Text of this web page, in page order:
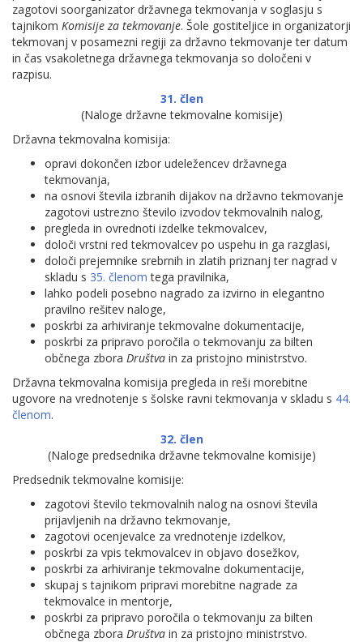
zagotovi soorganizator državnega tekmovanja v soglasju s
tajnikom Komisije za tekmovanje. Šole gostiteljice in organizatorji
tekmovanj v posamezni regiji za državno tekmovanje ter datum
in čas vsakoletnega državnega tekmovanja so določeni v
razpisu.
31. člen
(Naloge državne tekmovalne komisije)
Državna tekmovalna komisija:
opravi dokončen izbor udeležencev državnega
tekmovanja,
na osnovi števila izbranih dijakov na državno tekmovanje
zagotovi ustrezno število izvodov tekmovalnih nalog,
pregleda in ovrednoti izdelke tekmovalcev,
določi vrstni red tekmovalcev po uspehu in ga razglasi,
določi prejemnike srebrnih in zlatih priznanj ter nagrad v
skladu s 35. členom tega pravilnika,
lahko podeli posebno nagrado za izvirno in elegantno
pravilno rešitev naloge,
poskrbi za arhiviranje tekmovalne dokumentacije,
poskrbi za pripravo poročila o tekmovanju za bilten
občnega zbora Društva in za pristojno ministrstvo.
Državna tekmovalna komisija pregleda in reši morebitne
ugovore na vrednotenje s šolske ravni tekmovanja v skladu s 44.
členom.
32. člen
(Naloge predsednika državne tekmovalne komisije)
Predsednik tekmovalne komisije:
zagotovi število tekmovalnih nalog na osnovi števila
prijavljenih na državno tekmovanje,
zagotovi ocenjevalce za vrednotenje izdelkov,
poskrbi za vpis tekmovalcev in objavo dosežkov,
poskrbi za arhiviranje tekmovalne dokumentacije,
skupaj s tajnikom pripravi morebitne nagrade za
tekmovalce in mentorje,
poskrbi za pripravo poročila o tekmovanju za bilten
občnega zbora Društva in za pristojno ministrstvo.